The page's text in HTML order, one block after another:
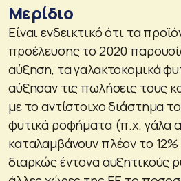
Μερίδιο
Είναι ενδεικτικό ότι τα
προέλευσης το 2020
αύξηση, τα γαλακτοκομικά
αύξησαν τις πωλήσεις τους
με το αντίστοιχο διάστημα
φυτικά ροφήματα (π.χ. γάλα
καταλαμβάνουν πλέον το
διαρκώς έντονα αυξητικούς